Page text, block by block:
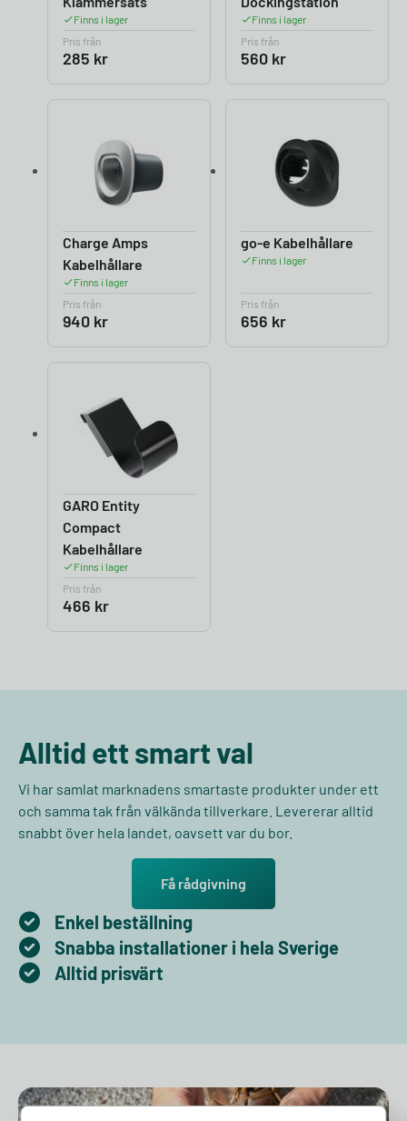
Finns i lager
Pris från
285 kr
Finns i lager
Pris från
560 kr
Charge Amps
Kabelhållare
Finns i lager
Pris från
940 kr
go-e Kabelhållare
Finns i lager
Pris från
656 kr
GARO Entity
Compact
Kabelhållare
Finns i lager
Pris från
466 kr
Alltid ett smart val
Vi har samlat marknadens smartaste produkter under ett
och samma tak från välkända tillverkare. Levererar alltid
snabbt över hela landet, oavsett var du bor.
Få rådgivning
Enkel beställning
Snabba installationer i hela Sverige
Alltid prisvärt